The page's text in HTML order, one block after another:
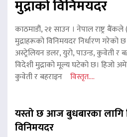
मुद्राको विनिमयदर
काठमाडौं, २१ साउन । नेपाल राष्ट्र बैंकले
मुद्राहरूको विनिमयदर निर्धारण
अस्ट्रेलियन डलर, युरो, पाउन्ड, कुवेती र
विदेशी मुद्राको मूल्य घटेको छ। हिजो
कुवेती र बहराइन विस्तृत....
यस्तो छ आज बुधबारका लागि
विनिमयदर